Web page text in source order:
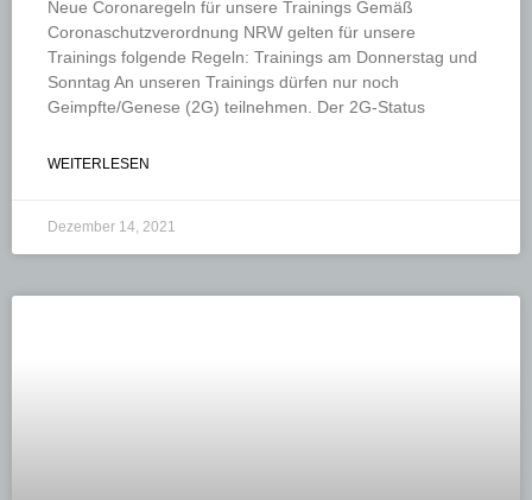
Neue Coronaregeln für unsere Trainings Gemäß
Coronaschutzverordnung NRW gelten für unsere
Trainings folgende Regeln: Trainings am Donnerstag und
Sonntag An unseren Trainings dürfen nur noch
Geimpfte/Genese (2G) teilnehmen. Der 2G-Status
WEITERLESEN
Dezember 14, 2021